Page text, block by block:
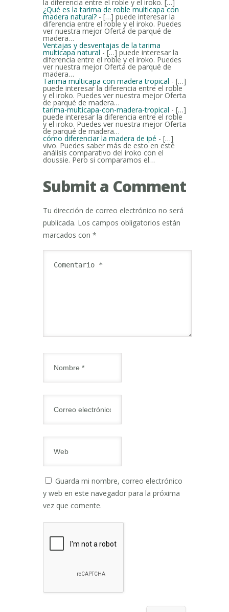
la diferencia entre el roble y el iroko. […]
¿Qué es la tarima de roble multicapa con
madera natural? - […] puede interesar la
diferencia entre el roble y el iroko. Puedes
ver nuestra mejor Oferta de parqué de
madera…
Ventajas y desventajas de la tarima
multicapa natural - […] puede interesar la
diferencia entre el roble y el iroko. Puedes
ver nuestra mejor Oferta de parqué de
madera…
Tarima multicapa con madera tropical - […]
puede interesar la diferencia entre el roble
y el iroko. Puedes ver nuestra mejor Oferta
de parqué de madera…
tarima-multicapa-con-madera-tropical - […]
puede interesar la diferencia entre el roble
y el iroko. Puedes ver nuestra mejor Oferta
de parqué de madera…
cómo diferenciar la madera de ipé - […]
vivo. Puedes saber más de esto en esté
análisis comparativo del iroko con el
doussie. Pero si comparamos el…
Submit a Comment
Tu dirección de correo electrónico no será
publicada. Los campos obligatorios están
marcados con *
Guarda mi nombre, correo electrónico
y web en este navegador para la próxima
vez que comente.